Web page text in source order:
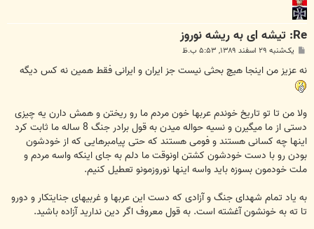
Re: تیشه ای به ریشه نوروز
پ
ت
یک‌شنبه ۲۹ اسفند ۱۳۸۹, ۵:۵۳ ب.ظ
نه عزیز من اینجا هیچ بحثی نیست جز ایران و ایرانی فقط همین نه کس دیگه
ولا من تا تو تاریخ خوندم عربها خون مردم ما رو ریختن و همش دارن یه چیزی
دستی از ما میگیرن و نسیه حواله میدن به قول برادر جنگ 8 ساله ما ثابت کرد
اینها چه کسانی هستند و فومی هستند که حتی پیامبرهایی که از خودشون
بودن رو با دست خودشون کشتن اونوقت ما دلم به جای اینکه واسه مردم و
ملت خودمون بسوزه باید واسه اینها نوروزمونو تعطیل کنیم.
به یاد تمام شهدای جنگ و آزادی که دست این عربها و غربیهای جنایتکار و دورو
تا ته به خونشون آغشته است. به قول معروف اگر دین ندارید آزاده باشید.